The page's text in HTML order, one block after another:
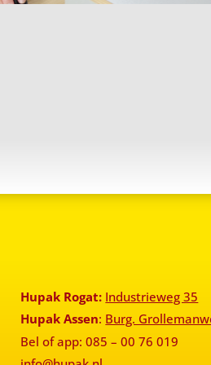
Hupak Rogat: Industrieweg 35
Hupak Assen: Burg.
Bel of app: 085 – 00 76 019